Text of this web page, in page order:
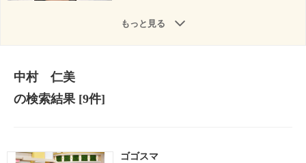
もっと見る
中村 仁美
の検索結果[9件]
ゴゴスマ